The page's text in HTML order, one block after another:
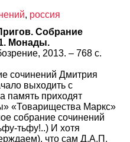
, россия
Собрание
Монады.
2013. – 768 с.
сочинений Дмитрия
выходить с
память приходят
«Товарищества Маркс»
собрание сочинений
тьфу!..) И хотя
что сам Д.А.П.